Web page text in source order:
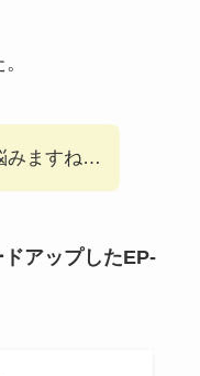
みますね…
アップしたEP-